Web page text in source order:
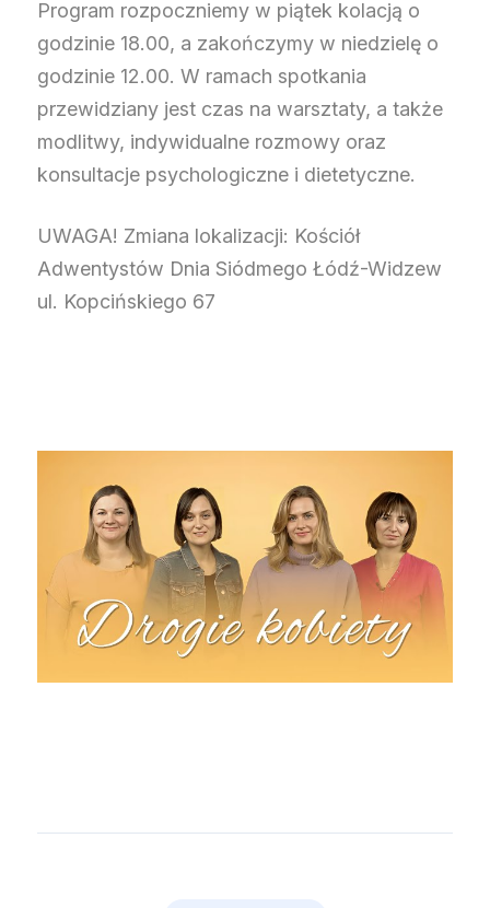
Program rozpoczniemy w piątek kolacją o
godzinie 18.00, a zakończymy w niedzielę o
godzinie 12.00. W ramach spotkania
przewidziany jest czas na warsztaty, a także
modlitwy, indywidualne rozmowy oraz
konsultacje psychologiczne i dietetyczne.
UWAGA! Zmiana lokalizacji: Kościół
Adwentystów Dnia Siódmego Łódź-Widzew
ul. Kopcińskiego 67